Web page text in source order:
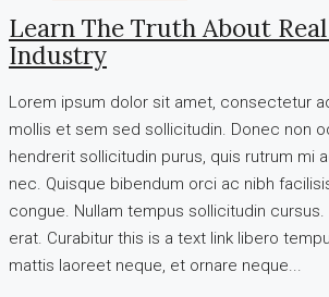
Learn The Truth About
Industry
Lorem ipsum dolor sit amet, consectetur
mollis et sem sed sollicitudin. Donec non
hendrerit sollicitudin purus, quis rutrum mi
nec. Quisque bibendum orci ac nibh
congue. Nullam tempus sollicitudin
erat. Curabitur this is a text link libero
mattis laoreet neque, et ornare neque...